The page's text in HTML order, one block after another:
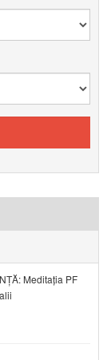
Meditația PF